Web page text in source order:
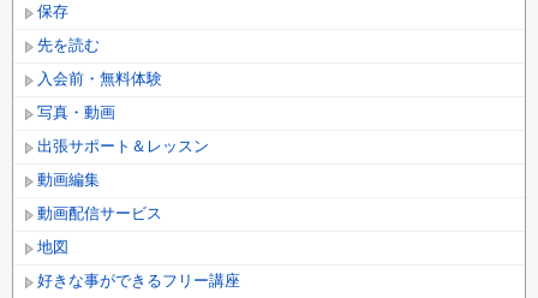
保存
先を読む
入会前・無料体験
写真・動画
出張サポート＆レッスン
動画編集
動画配信サービス
地図
好きな事ができるフリー講座